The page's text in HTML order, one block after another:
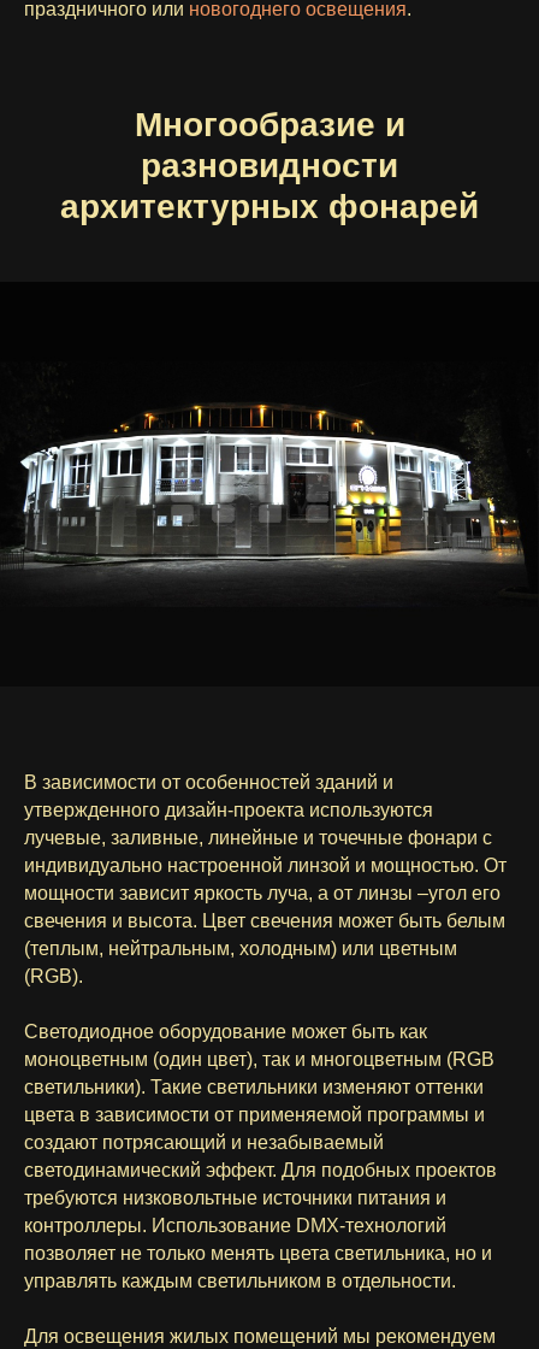
праздничного или новогоднего освещения.
Многообразие и
разновидности
архитектурных фонарей
В зависимости от особенностей зданий и
утвержденного дизайн-проекта используются
лучевые, заливные, линейные и точечные фонари с
индивидуально настроенной линзой и мощностью. От
мощности зависит яркость луча, а от линзы –угол его
свечения и высота. Цвет свечения может быть белым
(теплым, нейтральным, холодным) или цветным
(RGB).
Светодиодное оборудование может быть как
моноцветным (один цвет), так и многоцветным (RGB
светильники). Такие светильники изменяют оттенки
цвета в зависимости от применяемой программы и
создают потрясающий и незабываемый
светодинамический эффект. Для подобных проектов
требуются низковольтные источники питания и
контроллеры. Использование DMX-технологий
позволяет не только менять цвета светильника, но и
управлять каждым светильником в отдельности.
Для освещения жилых помещений мы рекомендуем